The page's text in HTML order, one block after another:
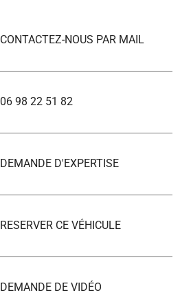
CONTACTEZ-NOUS PAR MAIL
06 98 22 51 82
DEMANDE D'EXPERTISE
RESERVER CE VÉHICULE
DEMANDE DE VIDÉO